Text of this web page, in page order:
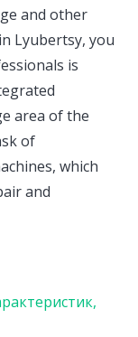
and other
Lyubertsy, you
is
area of ​​the
of
which
and